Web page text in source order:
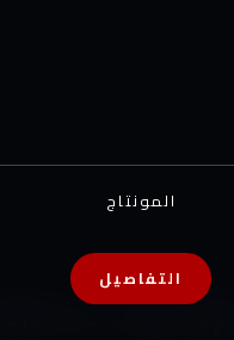
المونتاج
التفاصيل
عن شركتنا